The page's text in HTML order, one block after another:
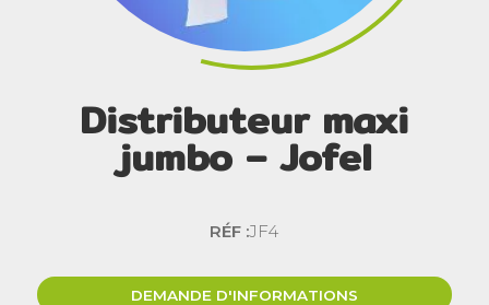
Distributeur maxi
jumbo – Jofel
RÉF :JF4
DEMANDE D'INFORMATIONS